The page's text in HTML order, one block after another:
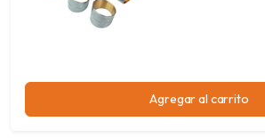
Agregar al carrito